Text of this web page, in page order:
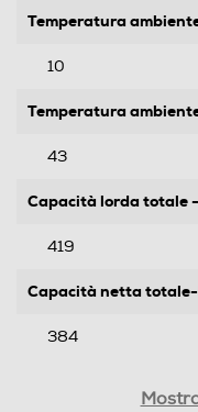
Temperatura
10
Temperatura
43
Capacità lorda totale
419
Capacità netta
384